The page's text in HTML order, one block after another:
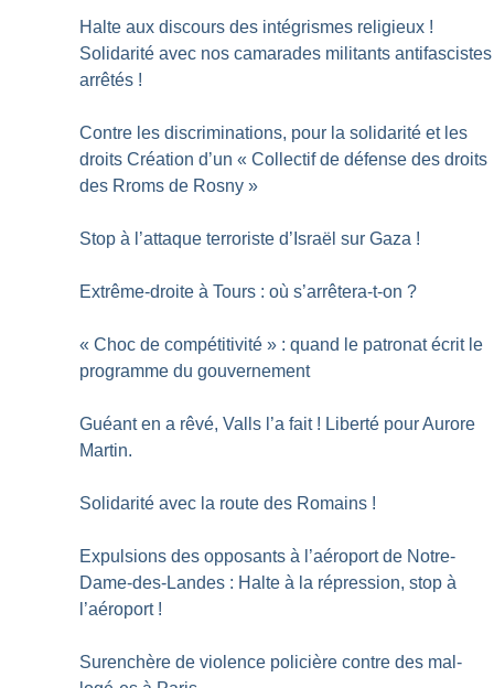
Halte aux discours des intégrismes religieux !
Solidarité avec nos camarades militants antifascistes
arrêtés !
Contre les discriminations, pour la solidarité et les
droits Création d’un « Collectif de défense des droits
des Rroms de Rosny »
Stop à l’attaque terroriste d’Israël sur Gaza !
Extrême-droite à Tours : où s’arrêtera-t-on ?
« Choc de compétitivité » : quand le patronat écrit le
programme du gouvernement
Guéant en a rêvé, Valls l’a fait ! Liberté pour Aurore
Martin.
Solidarité avec la route des Romains !
Expulsions des opposants à l’aéroport de Notre-
Dame-des-Landes : Halte à la répression, stop à
l’aéroport !
Surenchère de violence policière contre des mal-